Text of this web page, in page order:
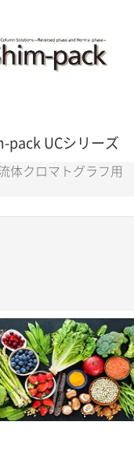
pack UCシリーズ
体クロマトグラフ用